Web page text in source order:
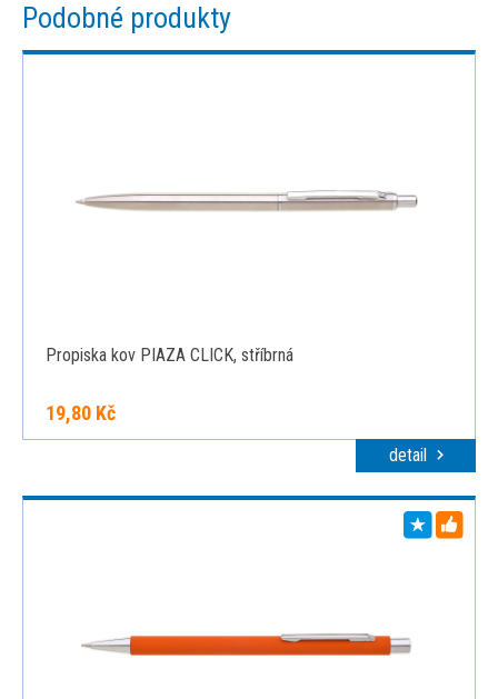
Podobné produkty
Propiska kov PIAZA CLICK, stříbrná
19,80 Kč
detail